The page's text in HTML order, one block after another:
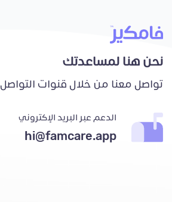
نحن هنا لمساعدتك
تواصل معنا من خلال قنوات التواصل
الدعم عبر البريد الإكتروني
hi@famcare.app